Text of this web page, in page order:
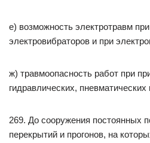
е) возможность электротравм
электровибраторов и при
ж) травмоопасность работ при
гидравлических,
269. До сооружения постоянных
перекрытий и прогонов, на